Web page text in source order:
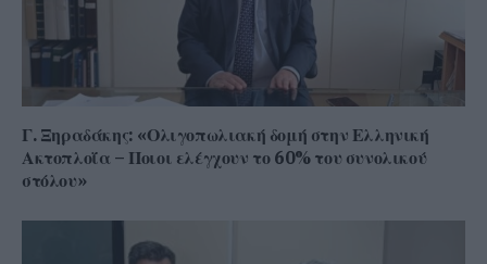
Γ. Ξηραδάκης: «Ολιγοπωλιακή δομή στην Ελληνική
Ακτοπλοΐα – Ποιοι ελέγχουν το 60% του συνολικού
στόλου»